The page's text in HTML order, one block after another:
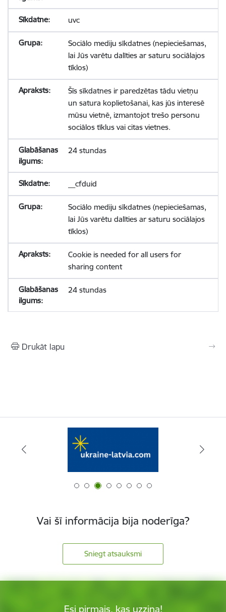
uvc
Sociālo mediju sīkdatnes (nepieciešamas,
lai Jūs varētu dalīties ar saturu sociālajos
tīklos)
Šīs sīkdatnes ir paredzētas tādu vietņu
un satura koplietošanai, kas jūs interesē
mūsu vietnē, izmantojot trešo personu
sociālos tīklus vai citas vietnes.
24 stundas
__cfduid
Sociālo mediju sīkdatnes (nepieciešamas,
lai Jūs varētu dalīties ar saturu sociālajos
tīklos)
Cookie is needed for all users for
sharing content
24 stundas
Drukāt lapu
Vai šī informācija bija noderīga?
Sniegt atsauksmi
Esi pirmais, kas uzzina!